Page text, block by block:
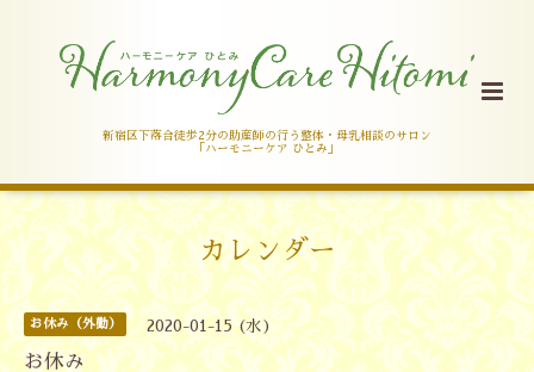
新宿区下落合徒歩2分の助産師の行う整体・母乳相談のサロン
「ハーモニーケア ひとみ」
カレンダー
お休み（外勤） 2020-01-15 (水)
お休み